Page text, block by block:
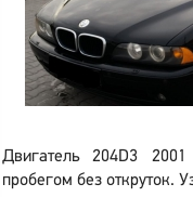
Двигатель 204D3
пробегом без откруток.